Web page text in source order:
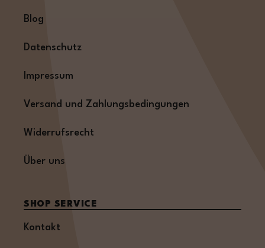
Blog
Datenschutz
Impressum
Versand und Zahlungsbedingungen
Widerrufsrecht
Über uns
SHOP SERVICE
Kontakt